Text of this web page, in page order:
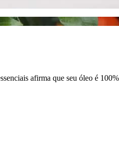
afirma que seu óleo é